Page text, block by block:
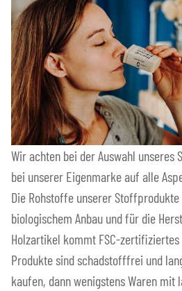
Wir achten bei der Auswahl unseres
bei unserer Eigenmarke auf alle
Die Rohstoffe unserer
biologischem Anbau und für die
Holzartikel kommt FSC-zertifiziertes
Produkte sind schadstofffrei und
kaufen, dann wenigstens Waren mit